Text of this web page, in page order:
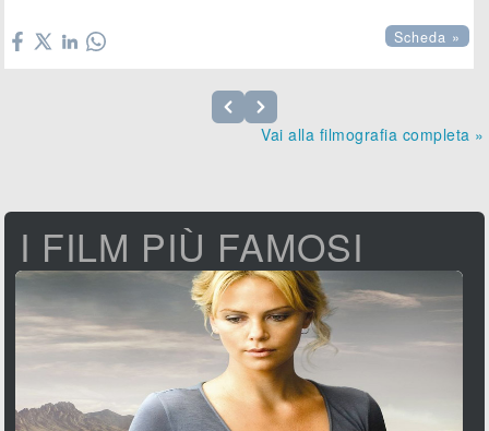
Scheda »
Vai alla filmografia completa »
I FILM PIÙ FAMOSI